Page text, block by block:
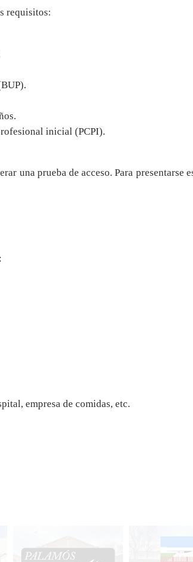
requisitos:
inicial (PCPI).
una prueba de acceso. Para presentarse
empresa de comidas, etc.